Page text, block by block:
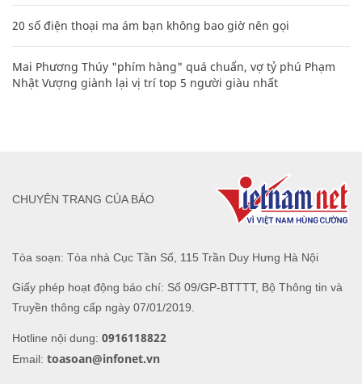
20 số điện thoại ma ám bạn không bao giờ nên gọi
Mai Phương Thúy "phím hàng" quá chuẩn, vợ tỷ phú Phạm
Nhật Vượng giành lại vị trí top 5 người giàu nhất
Tòa soạn: Tòa nhà Cục Tần Số, 115 Trần Duy Hưng Hà Nội
Giấy phép hoạt động báo chí: Số 09/GP-BTTTT, Bộ Thông tin và
Truyền thông cấp ngày 07/01/2019.
Hotline nội dung: 0916118822
Email: toasoan@infonet.vn
CHUYÊN TRANG CỦA BÁO